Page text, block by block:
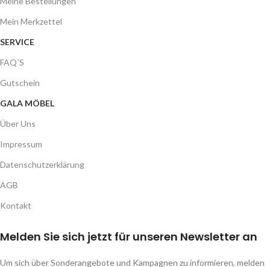
Mein Merkzettel
SERVICE
FAQ´S
Gutschein
GALA MÖBEL
Über Uns
Impressum
Datenschutzerklärung
AGB
Kontakt
Melden Sie sich jetzt für unseren Newsletter an
Um sich über Sonderangebote und Kampagnen zu informieren, melden